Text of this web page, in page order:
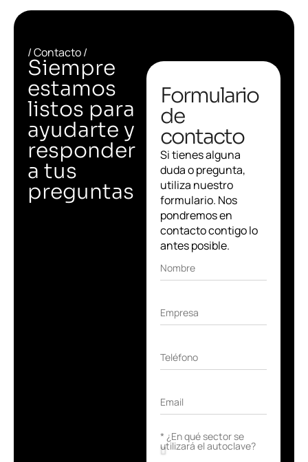
/ Contacto /
Siempre
estamos
listos para
ayudarte y
responder
a tus
preguntas
Formulario
de
contacto
Si tienes alguna
duda o pregunta,
utiliza nuestro
formulario. Nos
pondremos en
contacto contigo lo
antes posible.
Nombre
Empresa
Teléfono
Email
* ¿En qué sector se
utilizará el autoclave?